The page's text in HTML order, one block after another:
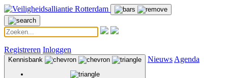
Registreren Inloggen
Kennisbank Nieuws Agenda